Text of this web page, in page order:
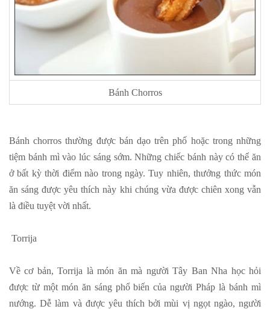
Bánh Chorros
Bánh chorros thường được bán dạo trên phố hoặc trong những
tiệm bánh mì vào lúc sáng sớm. Những chiếc bánh này có thể ăn
ở bất kỳ thời điểm nào trong ngày. Tuy nhiên, thưởng thức món
ăn sáng được yêu thích này khi chúng vừa được chiên xong vẫn
là điều tuyệt vời nhất.
Torrija
Về cơ bản, Torrija là món ăn mà người Tây Ban Nha học hỏi
được từ một món ăn sáng phổ biến của người Pháp là bánh mì
nướng. Dễ làm và được yêu thích bởi mùi vị ngọt ngào, người